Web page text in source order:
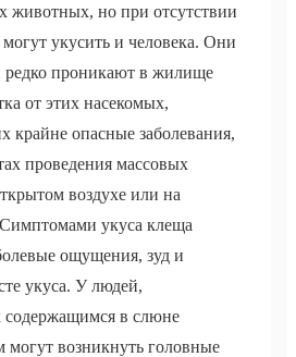
животных, но при отсутствии
укусить и человека. Они
редко проникают в жилище
от этих насекомых,
крайне опасные заболевания,
проведения массовых
воздухе или на
укуса клеща
ощущения, зуд и
укуса. У людей,
содержащимся в слюне
могут возникнуть головные